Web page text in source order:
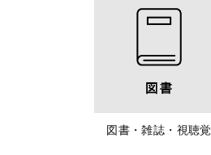
図書・雑誌・視聴覚